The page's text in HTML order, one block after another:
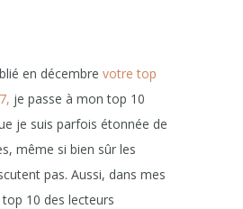
en décembre votre top
je passe à mon top 10
je suis parfois étonnée de
même si bien sûr les
pas. Aussi, dans mes
10 des lecteurs